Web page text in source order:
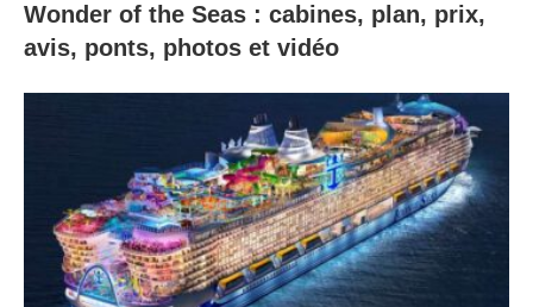
Wonder of the Seas : cabines, plan, prix,
avis, ponts, photos et vidéo